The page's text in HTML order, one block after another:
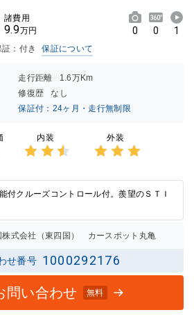
諸費用
9.9万円 0 0 1
：付き 保証について
走行距離
1.6万Km
修復歴
なし
保証付：24ヶ月・走行無制限
内装
2.5点
の評価
外装
3点の
評価
付クルーズコントロール付。羨望のＳＴＩ
株式会社（東四国） カースポット丸亀
せ番号 1000292176
問い合わせ 無料